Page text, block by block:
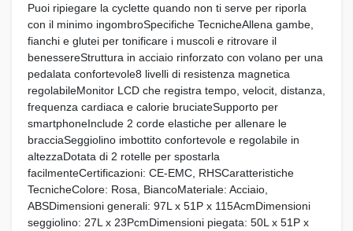
Puoi ripiegare la cyclette quando non ti serve per riporla
con il minimo ingombroSpecifiche TecnicheAllena gambe,
fianchi e glutei per tonificare i muscoli e ritrovare il
benessereStruttura in acciaio rinforzato con volano per una
pedalata confortevole8 livelli di resistenza magnetica
regolabileMonitor LCD che registra tempo, velocit, distanza,
frequenza cardiaca e calorie bruciateSupporto per
smartphoneInclude 2 corde elastiche per allenare le
bracciaSeggiolino imbottito confortevole e regolabile in
altezzaDotata di 2 rotelle per spostarla
facilmenteCertificazioni: CE-EMC, RHSCaratteristiche
TecnicheColore: Rosa, BiancoMateriale: Acciaio,
ABSDimensioni generali: 97L x 51P x 115AcmDimensioni
seggiolino: 27L x 23PcmDimensioni piegata: 50L x 51P x